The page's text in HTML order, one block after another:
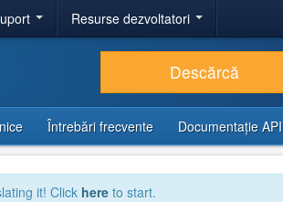
Resurse dezvoltatori
Descărcă
Întrebări frecvente Documentaţie API
it! Click here to start.